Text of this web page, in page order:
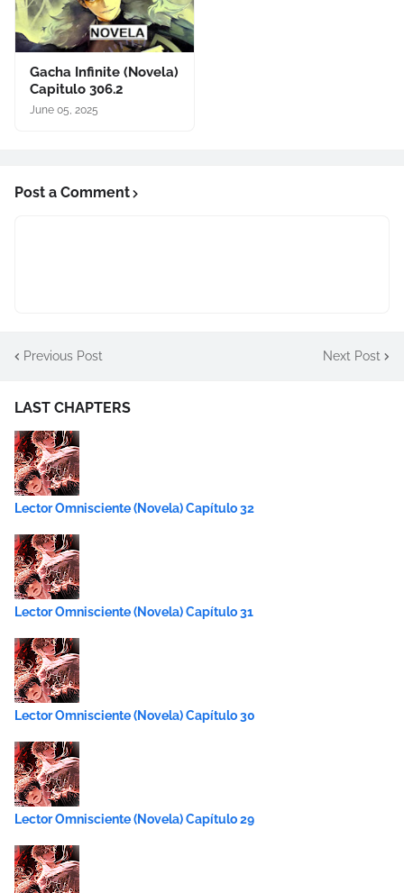
Gacha Infinite (Novela)
Capitulo 306.2
June 05, 2025
Post a Comment
Previous Post Next Post
LAST CHAPTERS
Lector Omnisciente (Novela) Capítulo 32
Lector Omnisciente (Novela) Capítulo 31
Lector Omnisciente (Novela) Capítulo 30
Lector Omnisciente (Novela) Capítulo 29